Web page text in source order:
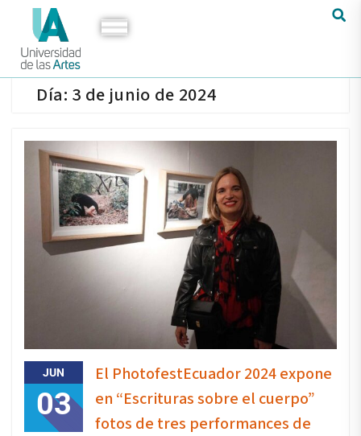
Día: 3 de junio de 2024
JUN
03
El PhotofestEcuador 2024 expone
en “Escrituras sobre el cuerpo”
fotos de tres performances de